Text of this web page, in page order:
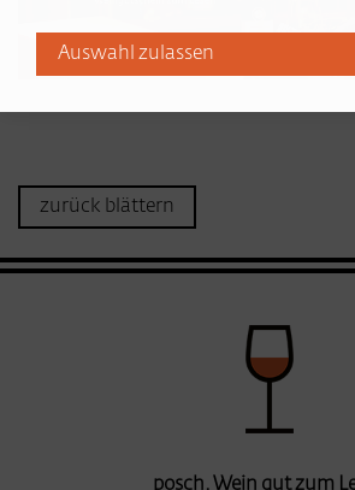
zurück blättern
posch. Wein gut zum